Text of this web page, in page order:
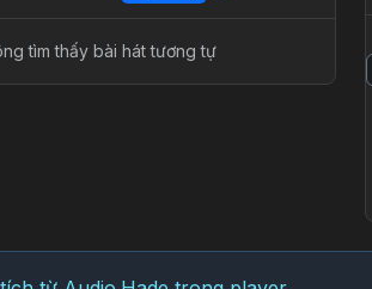
tìm thấy bài hát tương tự